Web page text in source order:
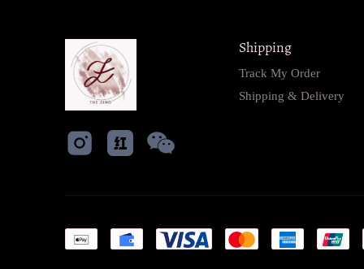
Shipping
Track My Order
Shipping & Delivery